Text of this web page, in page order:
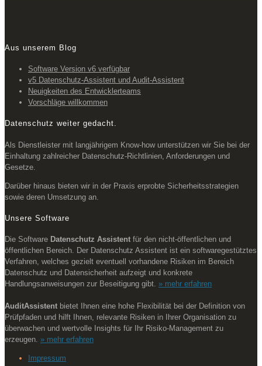
Aus unserem Blog
Software Version v6 verfügbar
v5 Datenschutz-Assistent und Audit-Assistent
Neuigkeiten des Entwicklerteams
Vorschläge willkommen
Datenschutz weiter gedacht.
Als Dienstleister mit langjährigem Know-how unterstützen wir Sie bei der
Einhaltung zahlreicher Datenschutz-Richtlinien, Anforderungen und
Gesetze.
Darüber hinaus bieten wir in der Praxis erprobte Sicherheitsstrategien
sowie deren Umsetzung an.
Unsere Software
Die Software Datenschutz Assistent für den nicht-öffentlichen und
öffentlichen Bereich. Der Datenschutz Assistent ist ein softwaregestütztes
Verfahren, welches gezielt eventuell vorhandene Risiken im Bereich
Datenschutz und Datensicherheit aufzeigt und konkrete
Handlungsanweisungen zur Beseitigung gibt. » mehr erfahren
AuditAssistent bietet Ihnen eine hohe Flexibilität bei der Definition von
Prüfpfaden und hilft Ihnen, relevante Risiken in Ihrer Organisation zu
überwachen und wertvolle Insights für Ihr Risiko-Management zu
erzeugen. » mehr erfahren
Impressum